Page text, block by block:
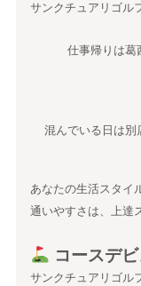
サンクチュアリゴル
仕事帰りは葛
混んでいる日は別
あなたの生活スタイ
通いやすさは、上達
コースデ
サンクチュアリゴル